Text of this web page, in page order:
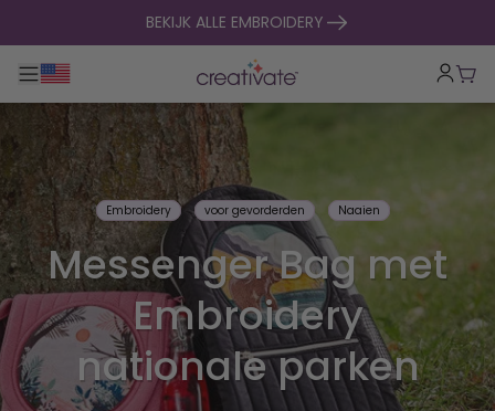
naar inhoud gaanBEKIJK ALLE EMBROIDERY
Toggle hoofdnavigatie
Embroidery voor gevorderden Naaien
Messenger Bag met
Embroidery
nationale parken